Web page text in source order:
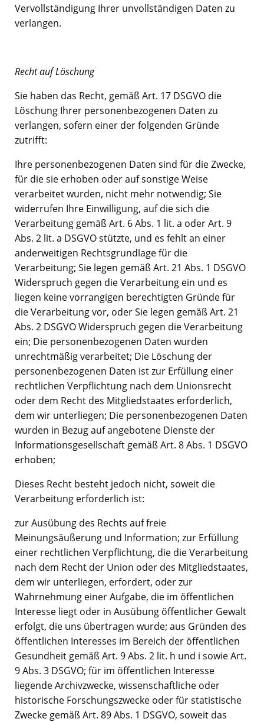
Vervollständigung Ihrer unvollständigen Daten zu
verlangen.
Recht auf Löschung
Sie haben das Recht, gemäß Art. 17 DSGVO die
Löschung Ihrer personenbezogenen Daten zu
verlangen, sofern einer der folgenden Gründe
zutrifft:
Ihre personenbezogenen Daten sind für die Zwecke,
für die sie erhoben oder auf sonstige Weise
verarbeitet wurden, nicht mehr notwendig; Sie
widerrufen Ihre Einwilligung, auf die sich die
Verarbeitung gemäß Art. 6 Abs. 1 lit. a oder Art. 9
Abs. 2 lit. a DSGVO stützte, und es fehlt an einer
anderweitigen Rechtsgrundlage für die
Verarbeitung; Sie legen gemäß Art. 21 Abs. 1 DSGVO
Widerspruch gegen die Verarbeitung ein und es
liegen keine vorrangigen berechtigten Gründe für
die Verarbeitung vor, oder Sie legen gemäß Art. 21
Abs. 2 DSGVO Widerspruch gegen die Verarbeitung
ein; Die personenbezogenen Daten wurden
unrechtmäßig verarbeitet; Die Löschung der
personenbezogenen Daten ist zur Erfüllung einer
rechtlichen Verpflichtung nach dem Unionsrecht
oder dem Recht des Mitgliedstaates erforderlich,
dem wir unterliegen; Die personenbezogenen Daten
wurden in Bezug auf angebotene Dienste der
Informationsgesellschaft gemäß Art. 8 Abs. 1 DSGVO
erhoben;
Dieses Recht besteht jedoch nicht, soweit die
Verarbeitung erforderlich ist:
zur Ausübung des Rechts auf freie
Meinungsäußerung und Information; zur Erfüllung
einer rechtlichen Verpflichtung, die die Verarbeitung
nach dem Recht der Union oder des Mitgliedstaates,
dem wir unterliegen, erfordert, oder zur
Wahrnehmung einer Aufgabe, die im öffentlichen
Interesse liegt oder in Ausübung öffentlicher Gewalt
erfolgt, die uns übertragen wurde; aus Gründen des
öffentlichen Interesses im Bereich der öffentlichen
Gesundheit gemäß Art. 9 Abs. 2 lit. h und i sowie Art.
9 Abs. 3 DSGVO; für im öffentlichen Interesse
liegende Archivzwecke, wissenschaftliche oder
historische Forschungszwecke oder für statistische
Zwecke gemäß Art. 89 Abs. 1 DSGVO, soweit das